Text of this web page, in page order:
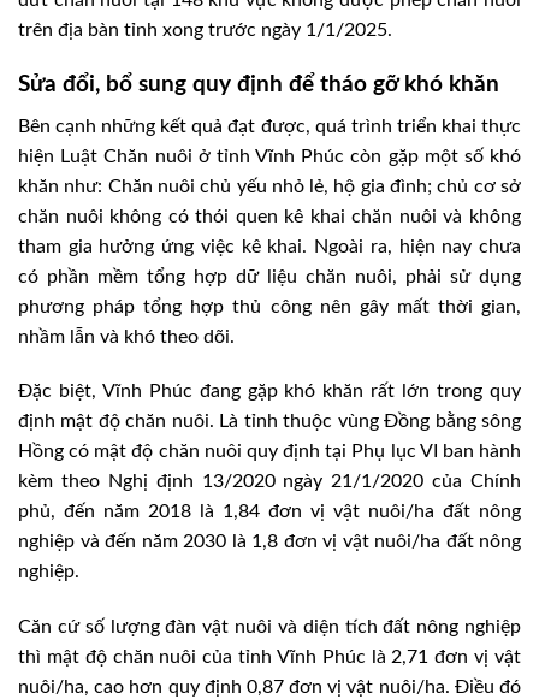
trên địa bàn tỉnh xong trước ngày 1/1/2025.
Sửa đổi, bổ sung quy định để tháo gỡ khó khăn
Bên cạnh những kết quả đạt được, quá trình triển khai thực
hiện Luật Chăn nuôi ở tỉnh Vĩnh Phúc còn gặp một số khó
khăn như: Chăn nuôi chủ yếu nhỏ lẻ, hộ gia đình; chủ cơ sở
chăn nuôi không có thói quen kê khai chăn nuôi và không
tham gia hưởng ứng việc kê khai. Ngoài ra, hiện nay chưa
có phần mềm tổng hợp dữ liệu chăn nuôi, phải sử dụng
phương pháp tổng hợp thủ công nên gây mất thời gian,
nhầm lẫn và khó theo dõi.
Đặc biệt, Vĩnh Phúc đang gặp khó khăn rất lớn trong quy
định mật độ chăn nuôi. Là tỉnh thuộc vùng Đồng bằng sông
Hồng có mật độ chăn nuôi quy định tại Phụ lục VI ban hành
kèm theo Nghị định 13/2020 ngày 21/1/2020 của Chính
phủ, đến năm 2018 là 1,84 đơn vị vật nuôi/ha đất nông
nghiệp và đến năm 2030 là 1,8 đơn vị vật nuôi/ha đất nông
nghiệp.
Căn cứ số lượng đàn vật nuôi và diện tích đất nông nghiệp
thì mật độ chăn nuôi của tỉnh Vĩnh Phúc là 2,71 đơn vị vật
nuôi/ha, cao hơn quy định 0,87 đơn vị vật nuôi/ha. Điều đó